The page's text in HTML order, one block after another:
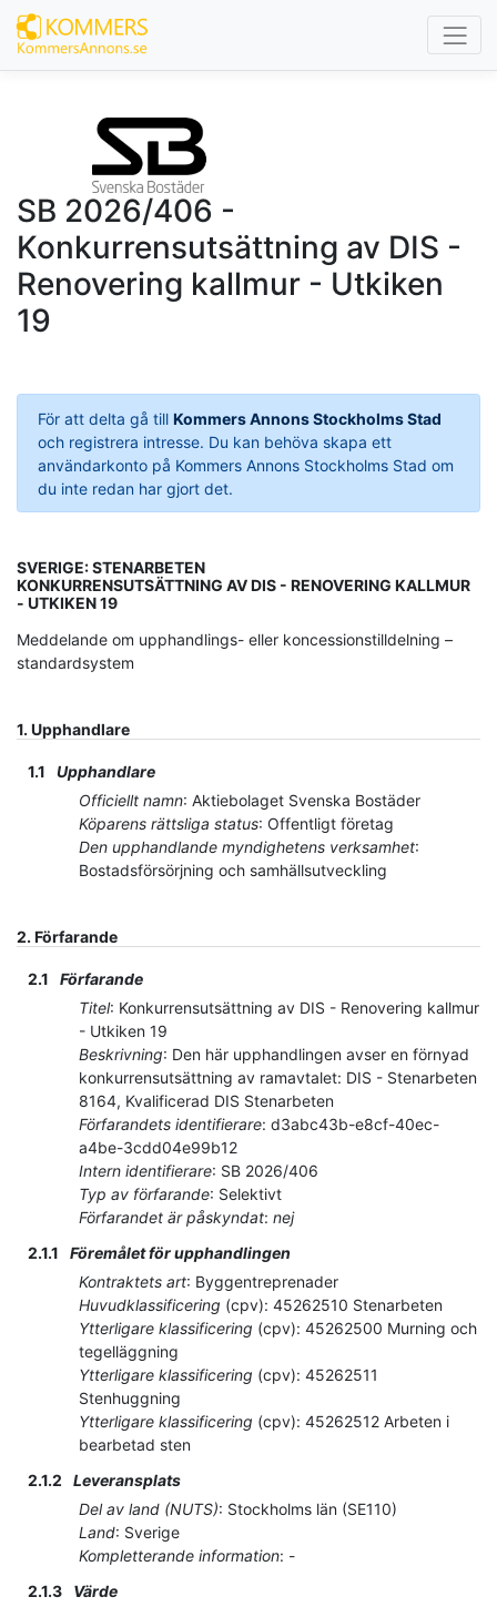
SB 2026/406 -
Konkurrensutsättning av DIS -
Renovering kallmur - Utkiken
19
För att delta gå till Kommers Annons Stockholms Stad
och registrera intresse. Du kan behöva skapa ett
användarkonto på Kommers Annons Stockholms Stad om
du inte redan har gjort det.
SVERIGE: STENARBETEN
KONKURRENSUTSÄTTNING AV DIS - RENOVERING KALLMUR
- UTKIKEN 19
Meddelande om upphandlings- eller koncessionstilldelning –
standardsystem
1. Upphandlare
1.1
Upphandlare
Officiellt namn: Aktiebolaget Svenska Bostäder
Köparens rättsliga status: Offentligt företag
Den upphandlande myndighetens verksamhet:
Bostadsförsörjning och samhällsutveckling
2. Förfarande
2.1
Förfarande
Titel: Konkurrensutsättning av DIS - Renovering kallmur
- Utkiken 19
Beskrivning: Den här upphandlingen avser en förnyad
konkurrensutsättning av ramavtalet: DIS - Stenarbeten
8164, Kvalificerad DIS Stenarbeten
Förfarandets identifierare: d3abc43b-e8cf-40ec-
a4be-3cdd04e99b12
Intern identifierare: SB 2026/406
Typ av förfarande: Selektivt
Förfarandet är påskyndat: nej
2.1.1
Föremålet för upphandlingen
Kontraktets art: Byggentreprenader
Huvudklassificering (cpv): 45262510 Stenarbeten
Ytterligare klassificering (cpv): 45262500 Murning och
tegelläggning
Ytterligare klassificering (cpv): 45262511
Stenhuggning
Ytterligare klassificering (cpv): 45262512 Arbeten i
bearbetad sten
2.1.2
Leveransplats
Del av land (NUTS): Stockholms län (SE110)
Land: Sverige
Kompletterande information: -
2.1.3
Värde